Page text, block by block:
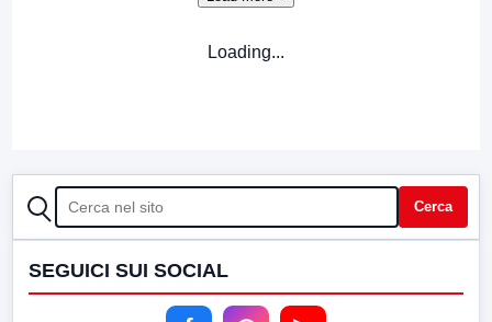
Loading...
CERCA Cerca
SEGUICI SUI SOCIAL